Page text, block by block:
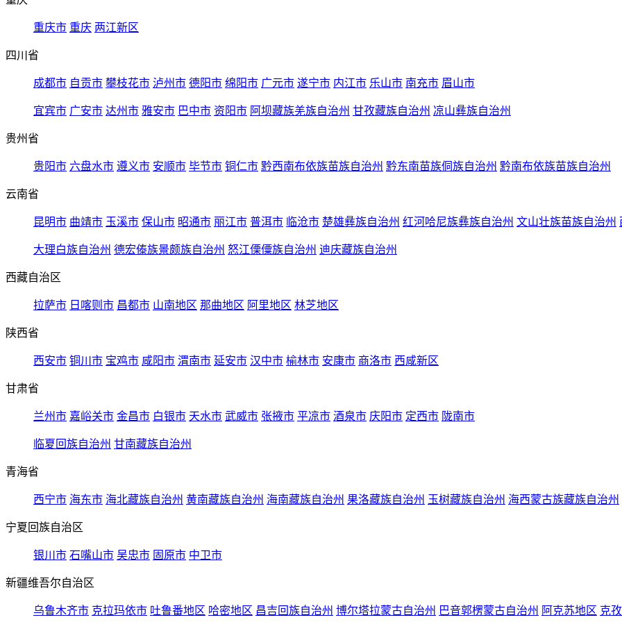
重庆市 重庆 两江新区
四川省
成都市 自贡市 攀枝花市 泸州市 德阳市 绵阳市 广元市 遂宁市 内江市 乐山市 南充市 眉山市
宜宾市 广安市 达州市 雅安市 巴中市 资阳市 阿坝藏族羌族自治州 甘孜藏族自治州 凉山彝族自治州
贵州省
贵阳市 六盘水市 遵义市 安顺市 毕节市 铜仁市 黔西南布依族苗族自治州 黔东南苗族侗族自治州 黔南布依族苗族自治州
云南省
昆明市 曲靖市 玉溪市 保山市 昭通市 丽江市 普洱市 临沧市 楚雄彝族自治州 红河哈尼族彝族自治州 文山壮族苗族自治州
大理白族自治州 德宏傣族景颇族自治州 怒江傈僳族自治州 迪庆藏族自治州
西藏自治区
拉萨市 日喀则市 昌都市 山南地区 那曲地区 阿里地区 林芝地区
陕西省
西安市 铜川市 宝鸡市 咸阳市 渭南市 延安市 汉中市 榆林市 安康市 商洛市 西咸新区
甘肃省
兰州市 嘉峪关市 金昌市 白银市 天水市 武威市 张掖市 平凉市 酒泉市 庆阳市 定西市 陇南市
临夏回族自治州 甘南藏族自治州
青海省
西宁市 海东市 海北藏族自治州 黄南藏族自治州 海南藏族自治州 果洛藏族自治州 玉树藏族自治州 海西蒙古族藏族自治州
宁夏回族自治区
银川市 石嘴山市 吴忠市 固原市 中卫市
新疆维吾尔自治区
乌鲁木齐市 克拉玛依市 吐鲁番地区 哈密地区 昌吉回族自治州 博尔塔拉蒙古自治州 巴音郭楞蒙古自治州 阿克苏地区 克